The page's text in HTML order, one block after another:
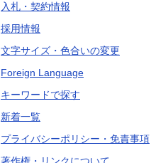
入札・契約情報
採用情報
文字サイズ・色合いの変更
Foreign Language
キーワードで探す
新着一覧
プライバシーポリシー・免責事項